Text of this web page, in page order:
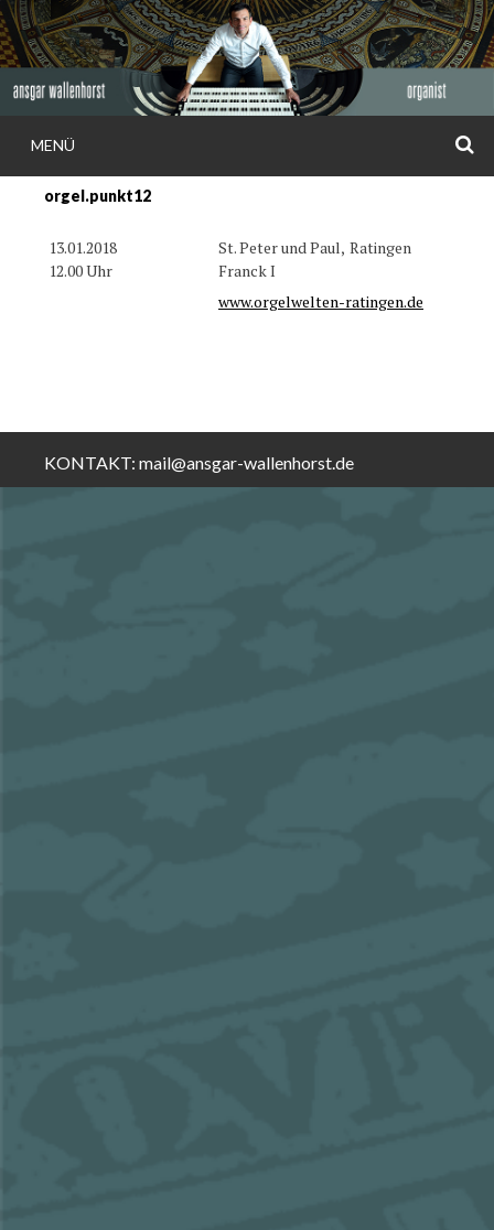
Weiter
zum
Inhalt
ANSGAR
MENÜ
orgel.punkt12
13.01.2018
12.00 Uhr
St. Peter und Paul, Ratingen
Franck I
www.orgelwelten-ratingen.de
KONTAKT: mail@ansgar-wallenhorst.de